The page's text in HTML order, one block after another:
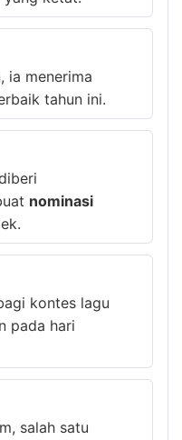
ia menerima
tahun ini.
nominasi
kontes lagu
pada hari
salah satu